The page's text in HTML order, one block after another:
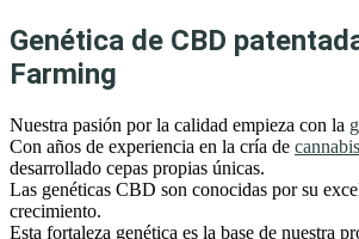
Genética de CBD
Farming
Nuestra pasión por la calidad empieza con la
Con años de experiencia en la cría de cannabis
desarrollado cepas propias únicas.
Las genéticas CBD son conocidas por su
crecimiento.
Esta fortaleza genética es la base de nuestra